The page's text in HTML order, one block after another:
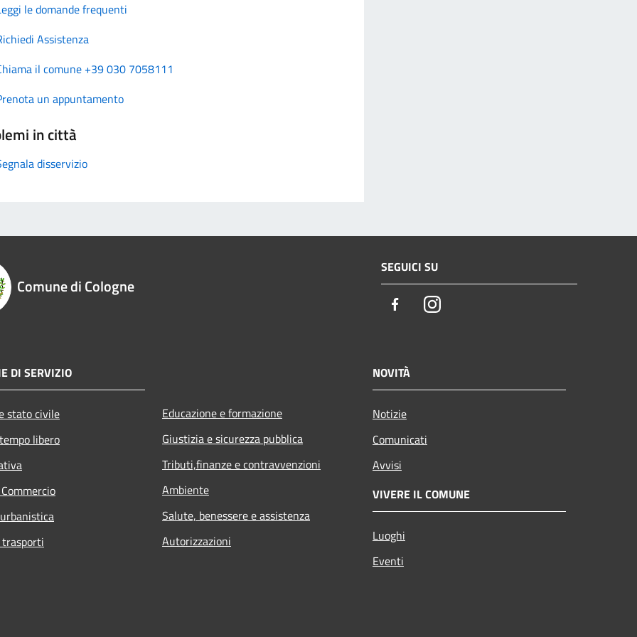
le domande frequenti
Assistenza
il comune +39 030 7058111
un appuntamento
in città
disservizio
Comune di Cologne
SEGUICI SU
FacebookInstagram
DI SERVIZIO
stato civile
libero
Educazione e formazione
Giustizia e sicurezza pubblica
Tributi,finanze e contravvenzioni
Ambiente
Salute, benessere e assistenza
Autorizzazioni
NOVITÀ
Notizie
Comunicati
Avvisi
VIVERE IL COMUNE
Luoghi
Eventi